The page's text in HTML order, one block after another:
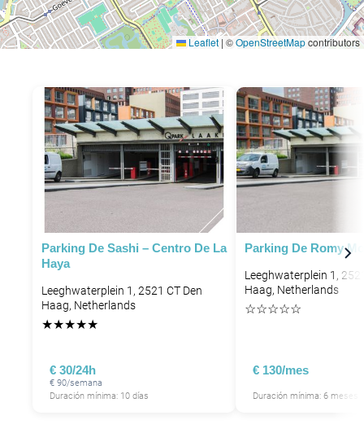
P
P
P
Leaflet | ©OpenStreetMapcontributors
Parking De Sashi – Centro De La
Haya
Leeghwaterplein 1, 2521 CT Den
Haag, Netherlands
★★★★★
€ 30/24h
€ 90/semana
Duración mínima: 10 días
Parking De Romy
Leeghwaterplein 1,
Haag, Netherlands
☆☆☆☆☆
€ 130/mes
Duración mínima: 6 meses